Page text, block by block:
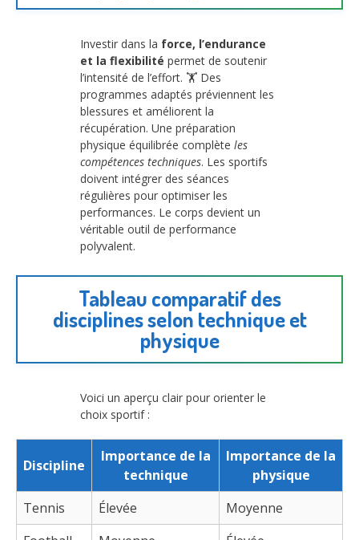
Investir dans la force, l’endurance
et la flexibilité permet de soutenir
l’intensité de l’effort. 🏋️ Des
programmes adaptés préviennent les
blessures et améliorent la
récupération. Une préparation
physique équilibrée complète les
compétences techniques. Les sportifs
doivent intégrer des séances
régulières pour optimiser les
performances. Le corps devient un
véritable outil de performance
polyvalent.
Tableau comparatif des
disciplines selon technique et
physique
Voici un aperçu clair pour orienter le
choix sportif :
Discipline
Importance de la
technique
Importance de la
physique
Tennis
Élevée
Moyenne